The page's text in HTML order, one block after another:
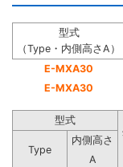
型式
（Type・内側高さA）
E-MXA30
E-MXA30
型式
Type
内側高さ
A